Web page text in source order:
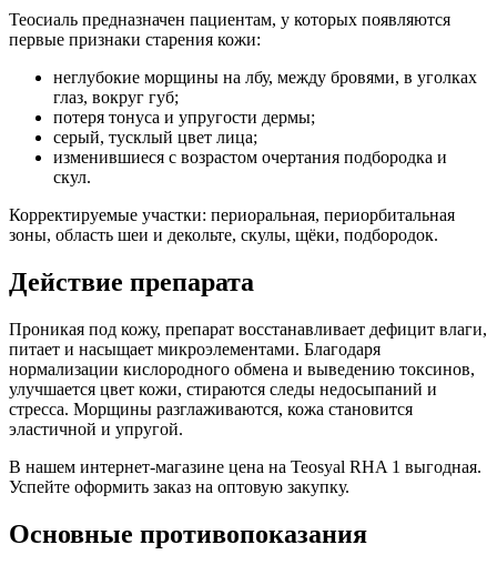
Теосиаль предназначен пациентам, у которых появляются
первые признаки старения кожи:
неглубокие морщины на лбу, между бровями, в уголках
глаз, вокруг губ;
потеря тонуса и упругости дермы;
серый, тусклый цвет лица;
изменившиеся с возрастом очертания подбородка и
скул.
Корректируемые участки: периоральная, периорбитальная
зоны, область шеи и декольте, скулы, щёки, подбородок.
Действие препарата
Проникая под кожу, препарат восстанавливает дефицит влаги,
питает и насыщает микроэлементами. Благодаря
нормализации кислородного обмена и выведению токсинов,
улучшается цвет кожи, стираются следы недосыпаний и
стресса. Морщины разглаживаются, кожа становится
эластичной и упругой.
В нашем интернет-магазине цена на Teosyal RHA 1 выгодная.
Успейте оформить заказ на оптовую закупку.
Основные противопоказания